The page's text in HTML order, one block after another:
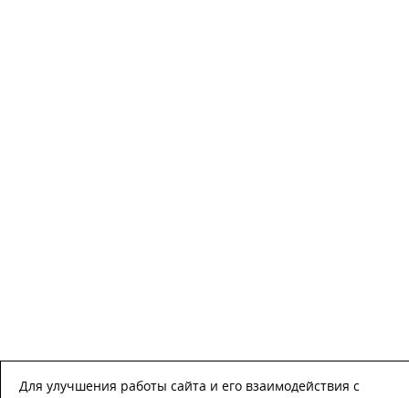
Для улучшения работы сайта и его взаимодействия с